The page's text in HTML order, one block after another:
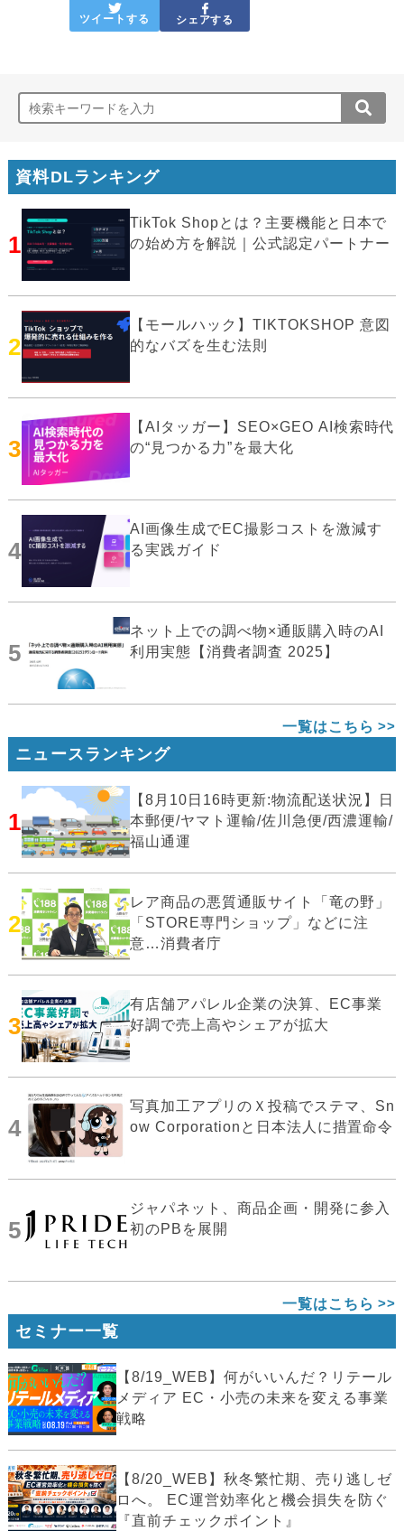
ツイートする シェアする
資料DLランキング
1
TikTok Shopとは？主要機能と日本で
の始め方を解説｜公式認定パートナー
2
【モールハック】TIKTOKSHOP 意図
的なバズを生む法則
3
【AIタッガー】SEO×GEO AI検索時代
の“見つかる力”を最大化
4
AI画像生成でEC撮影コストを激減す
る実践ガイド
5
ネット上での調べ物×通販購入時のAI
利用実態【消費者調査 2025】
一覧はこちら
ニュースランキング
1
【8月10日16時更新:物流配送状況】日
本郵便/ヤマト運輸/佐川急便/西濃運輸/
福山通運
2
レア商品の悪質通販サイト「竜の野」
「STORE専門ショップ」などに注
意…消費者庁
3
有店舗アパレル企業の決算、EC事業
好調で売上高やシェアが拡大
4
写真加工アプリのＸ投稿でステマ、Sn
ow Corporationと日本法人に措置命令
5
ジャパネット、商品企画・開発に参入
初のPBを展開
一覧はこちら
セミナー一覧
【8/19_WEB】何がいいんだ？リテール
メディア EC・小売の未来を変える事業
戦略
【8/20_WEB】秋冬繁忙期、売り逃しゼ
ロへ。 EC運営効率化と機会損失を防ぐ
『直前チェックポイント』